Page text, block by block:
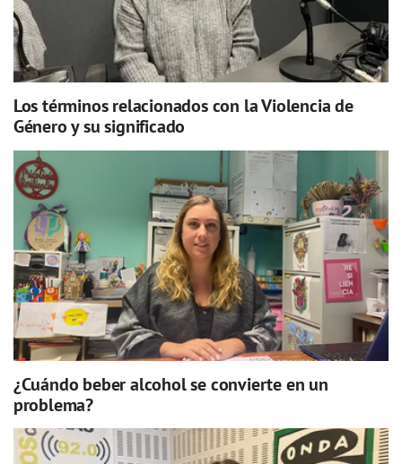
Los términos relacionados con la Violencia de
Género y su significado
¿Cuándo beber alcohol se convierte en un
problema?